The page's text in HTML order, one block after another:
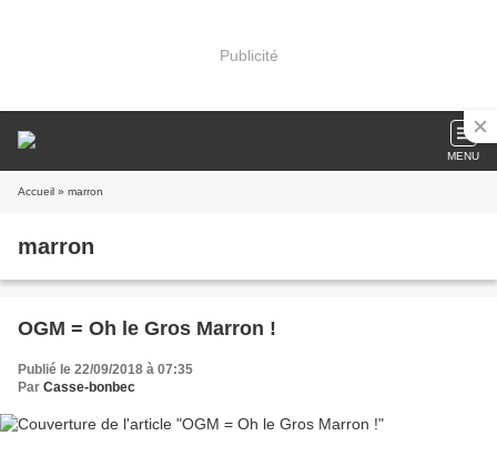
Publicité
MENU
Accueil » marron
marron
OGM = Oh le Gros Marron !
Publié le 22/09/2018 à 07:35
Par Casse-bonbec